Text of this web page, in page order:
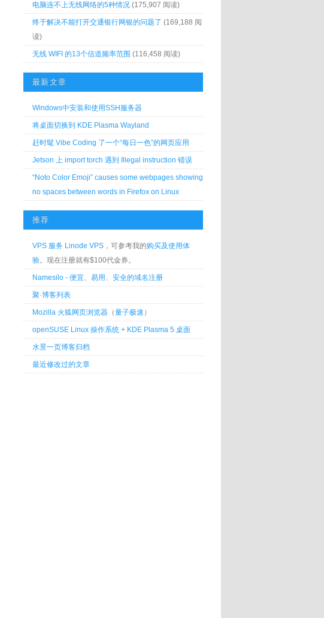
电脑连不上无线网络的5种情况 (175,907 阅读)
终于解决不能打开交通银行网银的问题了 (169,188 阅
读)
无线 WIFI 的13个信道频率范围 (116,458 阅读)
最新文章
Windows中安装和使用SSH服务器
将桌面切换到 KDE Plasma Wayland
赶时髦 Vibe Coding 了一个“每日一色”的网页应用
Jetson 上 import torch 遇到 Illegal instruction 错误
“Noto Color Emoji” causes some webpages showing
no spaces between words in Firefox on Linux
推荐
VPS 服务 Linode VPS ，可参考我的购买及使用体
验。现在注册就有$100代金券。
Namesilo - 便宜、易用、安全的域名注册
聚·博客列表
Mozilla 火狐网页浏览器 （量子极速 ）
openSUSE Linux 操作系统 + KDE Plasma 5 桌面
水景一页博客归档
最近修改过的文章